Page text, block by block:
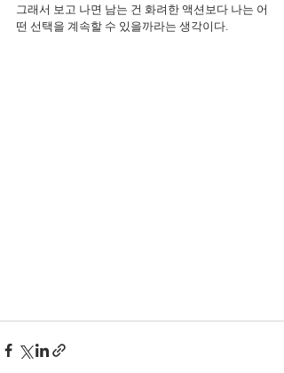
그래서 보고 나면 남는 건 화려한 액션보다 나는 어
떤 선택을 계속할 수 있을까라는 생각이다.